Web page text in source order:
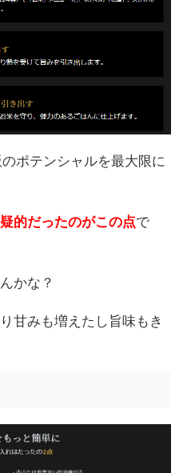
ポテンシャルを最大限に
的だったのがこの点で
かな？
甘みも増えたし旨味もき